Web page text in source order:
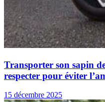
Transporter son sapin
respecter pour éviter
15 décembre 2025